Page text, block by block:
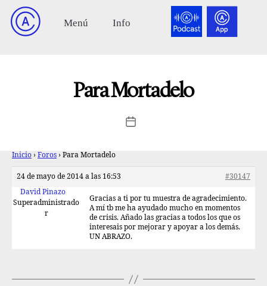
Para Mortadelo
Inicio › Foros › Para Mortadelo
24 de mayo de 2014 a las 16:53
#30147
David Pinazo
Superadministrado
r
Gracias a ti por tu muestra de agradecimiento.
A mí tb me ha ayudado mucho en momentos
de crisis. Añado las gracias a todos los que os
interesais por mejorar y apoyar a los demás.
UN ABRAZO.